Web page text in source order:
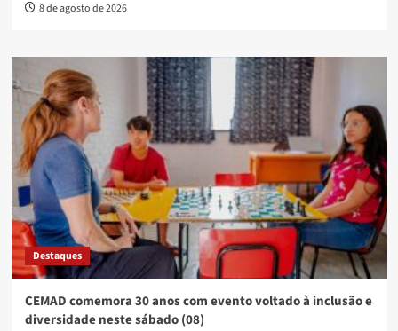
8 de agosto de 2026
Destaques
CEMAD comemora 30 anos com evento voltado à inclusão e
diversidade neste sábado (08)